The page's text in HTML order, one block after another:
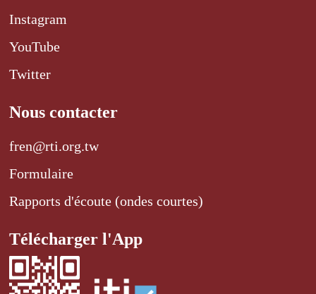
Instagram
YouTube
Twitter
Nous contacter
fren@rti.org.tw
Formulaire
Rapports d'écoute (ondes courtes)
Télécharger l'App